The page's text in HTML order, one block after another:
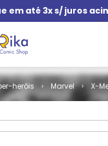
em até 3x s/ juros
heróis Marvel X-